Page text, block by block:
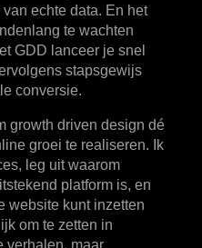
echte data. En het
te wachten
GDD lanceer je snel
stapsgewijs
conversie.
growth driven design dé
groei te realiseren. Ik
leg uit waarom
platform is, en
website kunt inzetten
om te zetten in